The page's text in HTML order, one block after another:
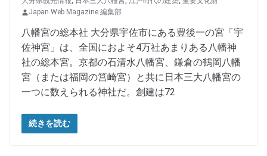
Japan Web Magazine 編集部
八幡宮の総本社 大分県宇佐市にある豊後一の宮「宇
佐神宮」は、全国におよそ4万社あまりある八幡神
社の総本宮。京都の石清水八幡宮、鎌倉の鶴岡八幡
宮（または福岡の筥崎宮）と共に日本三大八幡宮の
一つに数えられる神社だ。創建は72
続きを読む